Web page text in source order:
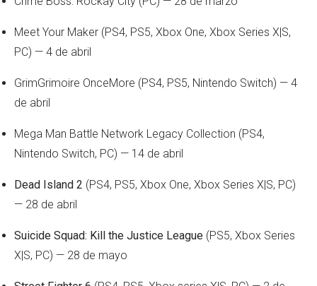
Meet Your Maker (PS4, PS5, Xbox One, Xbox Series X|S,
PC) — 4 de abril
GrimGrimoire OnceMore (PS4, PS5, Nintendo Switch) — 4
de abril
Mega Man Battle Network Legacy Collection (PS4,
Nintendo Switch, PC) — 14 de abril
Dead Island 2 (PS4, PS5, Xbox One, Xbox Series X|S, PC)
— 28 de abril
Suicide Squad: Kill the Justice League (PS5, Xbox Series
X|S, PC) — 28 de mayo